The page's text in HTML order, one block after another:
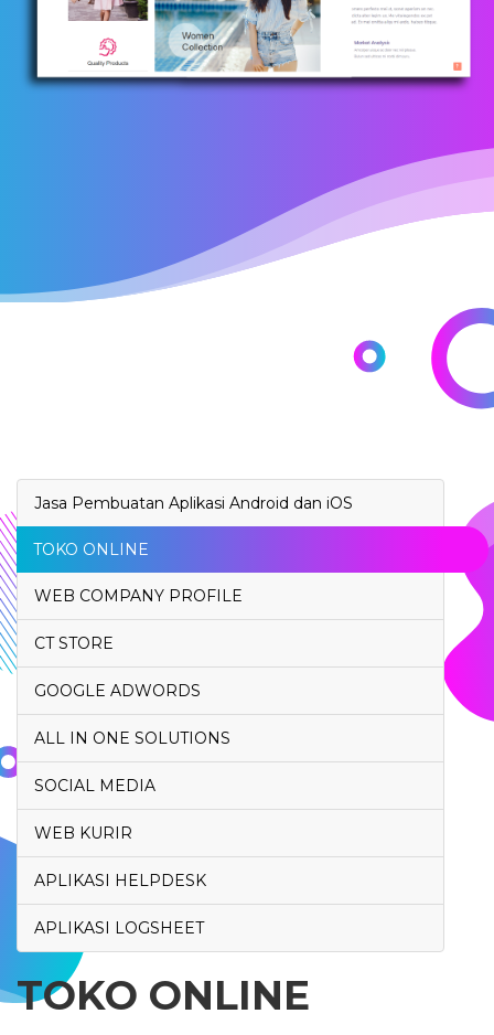
Jasa Pembuatan Aplikasi Android dan iOS
TOKO ONLINE
WEB COMPANY PROFILE
CT STORE
GOOGLE ADWORDS
ALL IN ONE SOLUTIONS
SOCIAL MEDIA
WEB KURIR
APLIKASI HELPDESK
APLIKASI LOGSHEET
TOKO ONLINE